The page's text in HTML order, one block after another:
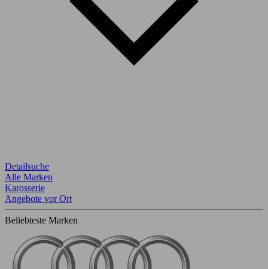
Detailsuche
Alle Marken
Karosserie
Angebote vor Ort
Beliebteste Marken